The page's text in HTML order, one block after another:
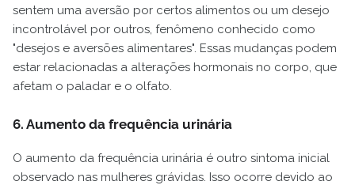
sentem uma aversão por certos alimentos ou um desejo
incontrolável por outros, fenômeno conhecido como
"desejos e aversões alimentares". Essas mudanças podem
estar relacionadas a alterações hormonais no corpo, que
afetam o paladar e o olfato.
6. Aumento da frequência urinária
O aumento da frequência urinária é outro sintoma inicial
observado nas mulheres grávidas. Isso ocorre devido ao